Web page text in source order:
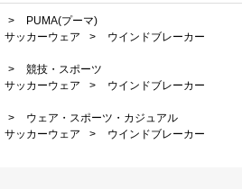
>
PUMA(プーマ)
サッカーウェア >
ウインドブレーカー
>
競技・スポーツ
サッカーウェア >
ウインドブレーカー
>
ウェア・スポーツ・カジュアル
サッカーウェア >
ウインドブレーカー